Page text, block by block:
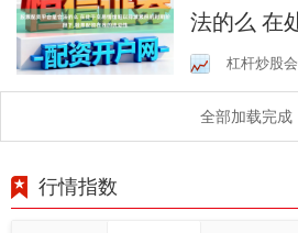
法的么 在
持续累积
配资在线
杠杆炒股
全部加载完成
行情指数